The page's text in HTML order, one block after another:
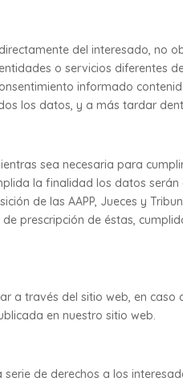
del interesado, no
o servicios diferentes
informado
los datos, y a más tardar
sea necesaria para
la finalidad los datos
de las AAPP, Jueces y
prescripción de éstas,
a través del sitio web, en
en nuestro sitio web.
de derechos a los